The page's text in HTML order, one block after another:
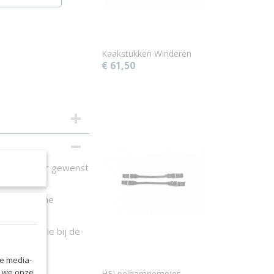
met ieder gewenst
duurzame
ruiters, die bij de
Kaakstukken Winderen
€ 61,50
media-